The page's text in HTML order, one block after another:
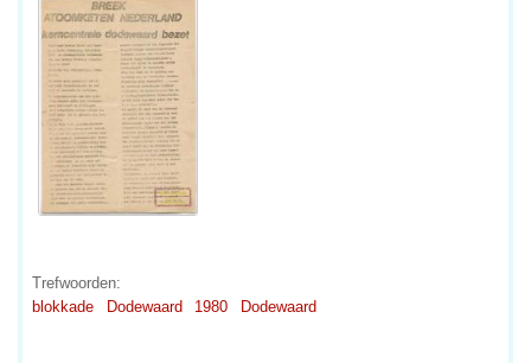
Trefwoorden:
blokkade
Dodewaard 1980 Dodewaard